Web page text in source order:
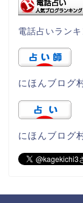
電話占いラン
にほんブログ
にほんブログ